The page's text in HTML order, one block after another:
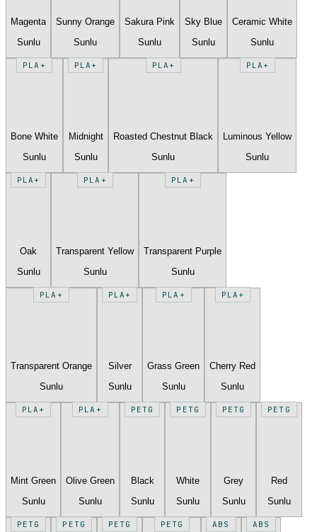
Magenta
Sunlu
Sunny Orange
Sunlu
Sakura Pink
Sunlu
Sky Blue
Sunlu
Ceramic White
Sunlu
PLA+
Bone White
Sunlu
PLA+
Midnight
Sunlu
PLA+
Roasted Chestnut Black
Sunlu
PLA+
Luminous Yellow
Sunlu
PLA+
Oak
Sunlu
PLA+
Transparent Yellow
Sunlu
PLA+
Transparent Purple
Sunlu
PLA+
Transparent Orange
Sunlu
PLA+
Silver
Sunlu
PLA+
Grass Green
Sunlu
PLA+
Cherry Red
Sunlu
PLA+
Mint Green
Sunlu
PLA+
Olive Green
Sunlu
PETG
Black
Sunlu
PETG
White
Sunlu
PETG
Grey
Sunlu
PETG
Red
Sunlu
PETG PETG PETG PETG ABS ABS